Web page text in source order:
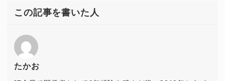
この記事を書いた人
たかお